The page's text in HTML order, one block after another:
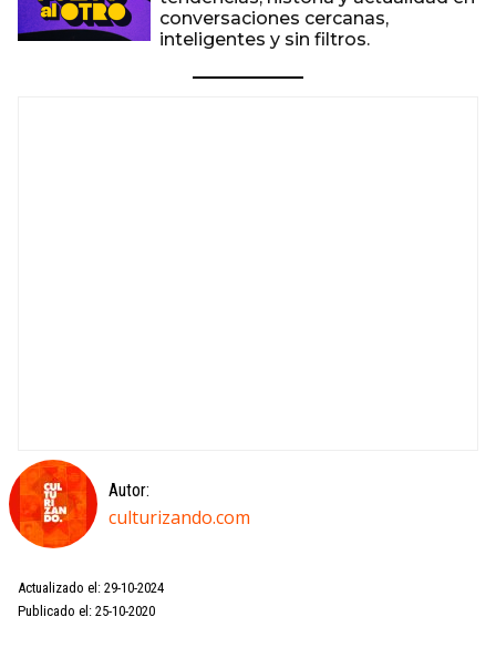
conversaciones cercanas,
inteligentes y sin filtros.
Autor:
culturizando.com
Actualizado el: 29-10-2024
Publicado el: 25-10-2020